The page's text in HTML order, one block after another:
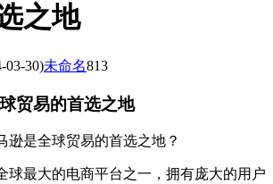
之地
03-30)未命名813
贸易的首选之地
逊是全球贸易的首选之地？
球最大的电商平台之一，拥有庞大的用户